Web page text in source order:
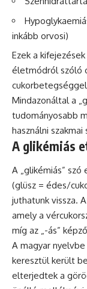
inkább orvosi)
Ezek a
életmódról szóló
Mindazonáltal a
tudományosabb
használni
A glikémiás
A „glikémiás” szó
(glüsz = édes/
juthatunk vissza.
amely a
míg az „-ás”
A magyar
keresztül került
elterjedtek a